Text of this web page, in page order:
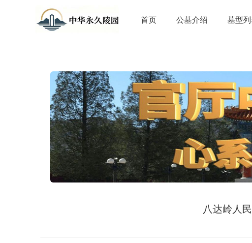
首页 公墓介绍 墓型
八达岭人